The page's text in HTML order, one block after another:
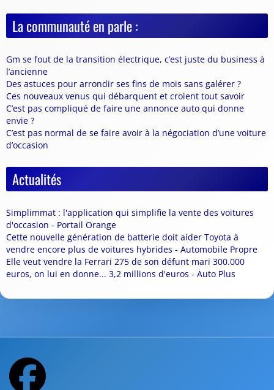
La communauté en parle :
Gm se fout de la transition électrique, c’est juste du business à
l’ancienne
Des astuces pour arrondir ses fins de mois sans galérer ?
Ces nouveaux venus qui débarquent et croient tout savoir
C’est pas compliqué de faire une annonce auto qui donne
envie ?
C’est pas normal de se faire avoir à la négociation d’une voiture
d’occasion
Actualités
Simplimmat : l'application qui simplifie la vente des voitures
d'occasion - Portail Orange
Cette nouvelle génération de batterie doit aider Toyota à
vendre encore plus de voitures hybrides - Automobile Propre
Elle veut vendre la Ferrari 275 de son défunt mari 300.000
euros, on lui en donne... 3,2 millions d'euros - Auto Plus